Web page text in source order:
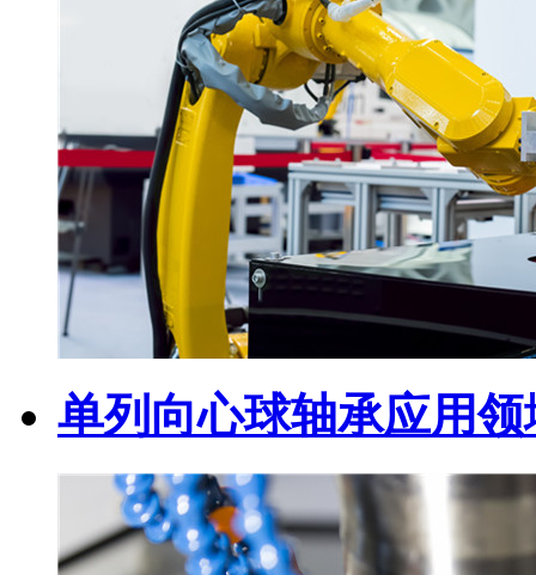
单列向心球轴承应用